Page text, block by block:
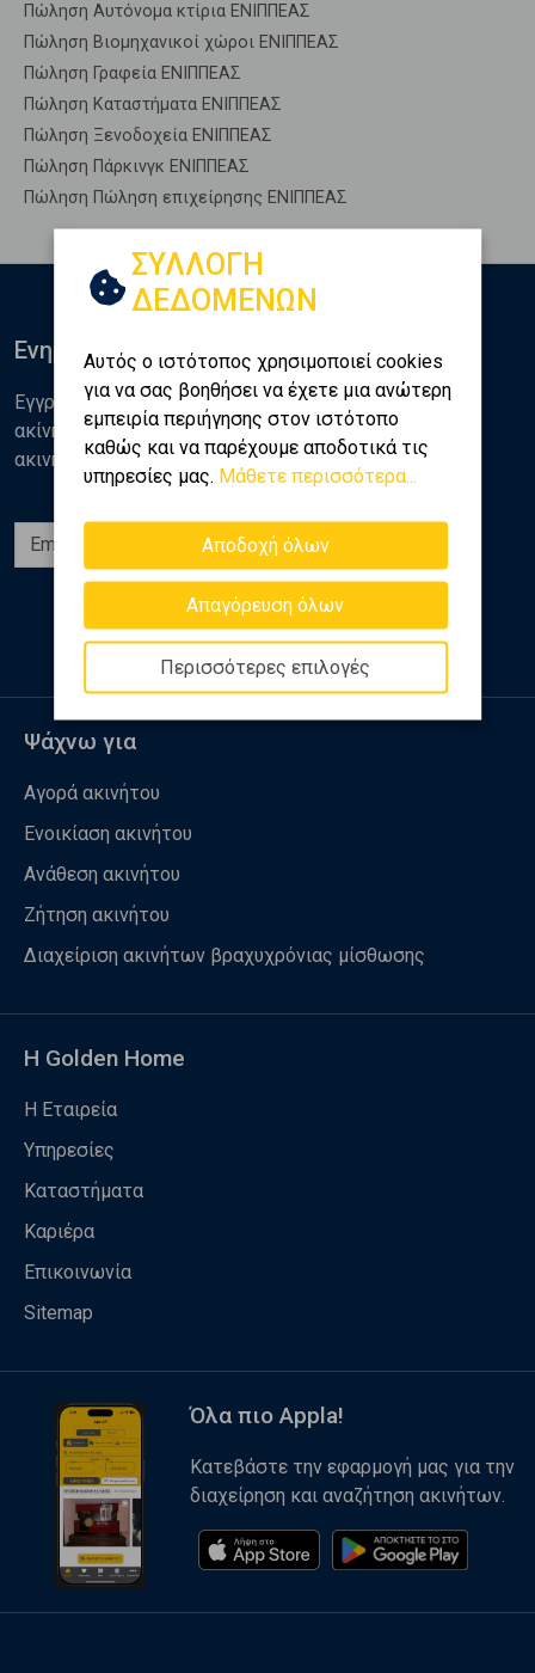
Πώληση Αυτόνομα κτίρια ΕΝΙΠΠΕΑΣ
Πώληση Βιομηχανικοί χώροι ΕΝΙΠΠΕΑΣ
Πώληση Γραφεία ΕΝΙΠΠΕΑΣ
Πώληση Καταστήματα ΕΝΙΠΠΕΑΣ
Πώληση Ξενοδοχεία ΕΝΙΠΠΕΑΣ
Πώληση Πάρκινγκ ΕΝΙΠΠΕΑΣ
Πώληση Πώληση επιχείρησης ΕΝΙΠΠΕΑΣ
ΣΥΛΛΟΓΗ
ΔΕΔΟΜΕΝΩΝ
Αυτός ο ιστότοπος χρησιμοποιεί cookies
για να σας βοηθήσει να έχετε μια ανώτερη
εμπειρία περιήγησης στον ιστότοπο
καθώς και να παρέχουμε αποδοτικά τις
υπηρεσίες μας. Μάθετε περισσότερα...
Αποδοχή όλων
Απαγόρευση όλων
Περισσότερες επιλογές
Ενημερωθείτε
Εγγραφείτε στο newsletter της Golden Home για νέα
ακίνητα, αναλύσεις και διάφορα θέματα της αγοράς
ακινήτων
Εγγραφή
Ακολουθήστε μας
Ψάχνω για
Αγορά ακινήτου
Ενοικίαση ακινήτου
Ανάθεση ακινήτου
Ζήτηση ακινήτου
Διαχείριση ακινήτων βραχυχρόνιας μίσθωσης
Η Golden Home
Η Εταιρεία
Υπηρεσίες
Καταστήματα
Καριέρα
Επικοινωνία
Sitemap
Όλα πιο Appla!
Κατεβάστε την εφαρμογή μας για την
διαχείρηση και αναζήτηση ακινήτων.